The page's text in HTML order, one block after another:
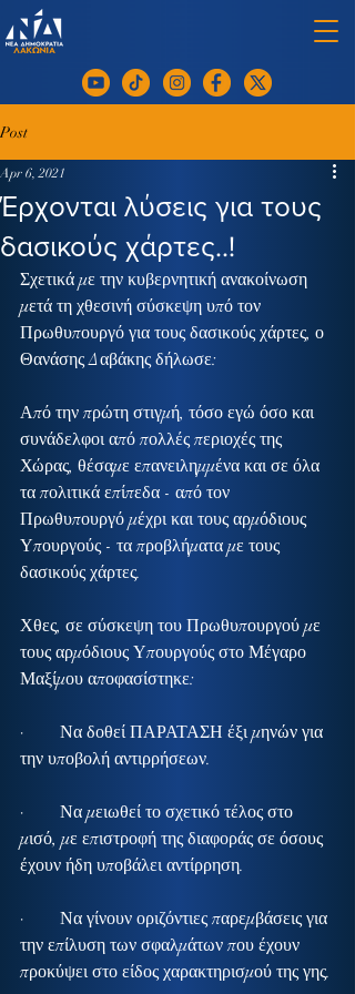
Post
Έρχονται λύσεις για τους
δασικούς χάρτες..!
Apr 6, 2021
Σχετικά με την κυβερνητική ανακοίνωση
μετά τη χθεσινή σύσκεψη υπό τον
Πρωθυπουργό για τους δασικούς χάρτες, ο
Θανάσης Δαβάκης δήλωσε:
Από την πρώτη στιγμή, τόσο εγώ όσο και
συνάδελφοι από πολλές περιοχές της
Χώρας, θέσαμε επανειλημμένα και σε όλα
τα πολιτικά επίπεδα - από τον
Πρωθυπουργό μέχρι και τους αρμόδιους
Υπουργούς - τα προβλήματα με τους
δασικούς χάρτες.
Χθες, σε σύσκεψη του Πρωθυπουργού με
τους αρμόδιους Υπουργούς στο Μέγαρο
Μαξίμου αποφασίστηκε:
·        Να δοθεί ΠΑΡΑΤΑΣΗ έξι μηνών για
την υποβολή αντιρρήσεων.
·        Να μειωθεί το σχετικό τέλος στο
μισό, με επιστροφή της διαφοράς σε όσους
έχουν ήδη υποβάλει αντίρρηση.
·        Να γίνουν οριζόντιες παρεμβάσεις για
την επίλυση των σφαλμάτων που έχουν
προκύψει στο είδος χαρακτηρισμού της γης.